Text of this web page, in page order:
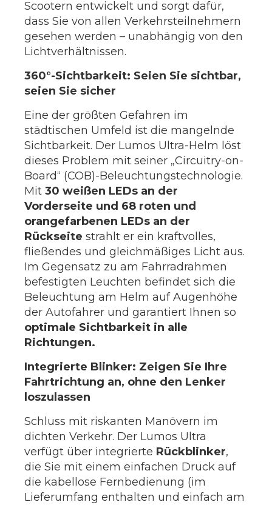
Scootern entwickelt und sorgt dafür,
dass Sie von allen Verkehrsteilnehmern
gesehen werden – unabhängig von den
Lichtverhältnissen.
360°-Sichtbarkeit: Seien Sie sichtbar,
seien Sie sicher
Eine der größten Gefahren im
städtischen Umfeld ist die mangelnde
Sichtbarkeit. Der Lumos Ultra-Helm löst
dieses Problem mit seiner „Circuitry-on-
Board“ (COB)-Beleuchtungstechnologie.
Mit 30 weißen LEDs an der
Vorderseite und 68 roten und
orangefarbenen LEDs an der
Rückseite strahlt er ein kraftvolles,
fließendes und gleichmäßiges Licht aus.
Im Gegensatz zu am Fahrradrahmen
befestigten Leuchten befindet sich die
Beleuchtung am Helm auf Augenhöhe
der Autofahrer und garantiert Ihnen so
optimale Sichtbarkeit in alle
Richtungen.
Integrierte Blinker: Zeigen Sie Ihre
Fahrtrichtung an, ohne den Lenker
loszulassen
Schluss mit riskanten Manövern im
dichten Verkehr. Der Lumos Ultra
verfügt über integrierte Rückblinker,
die Sie mit einem einfachen Druck auf
die kabellose Fernbedienung (im
Lieferumfang enthalten und einfach am